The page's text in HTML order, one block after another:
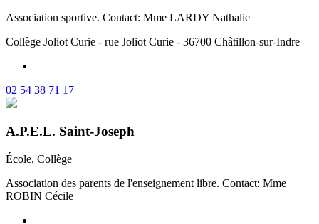
Association sportive. Contact: Mme LARDY Nathalie
Collège Joliot Curie - rue Joliot Curie - 36700 Châtillon-sur-Indre
02 54 38 71 17
A.P.E.L. Saint-Joseph
École, Collège
Association des parents de l'enseignement libre. Contact: Mme
ROBIN Cécile